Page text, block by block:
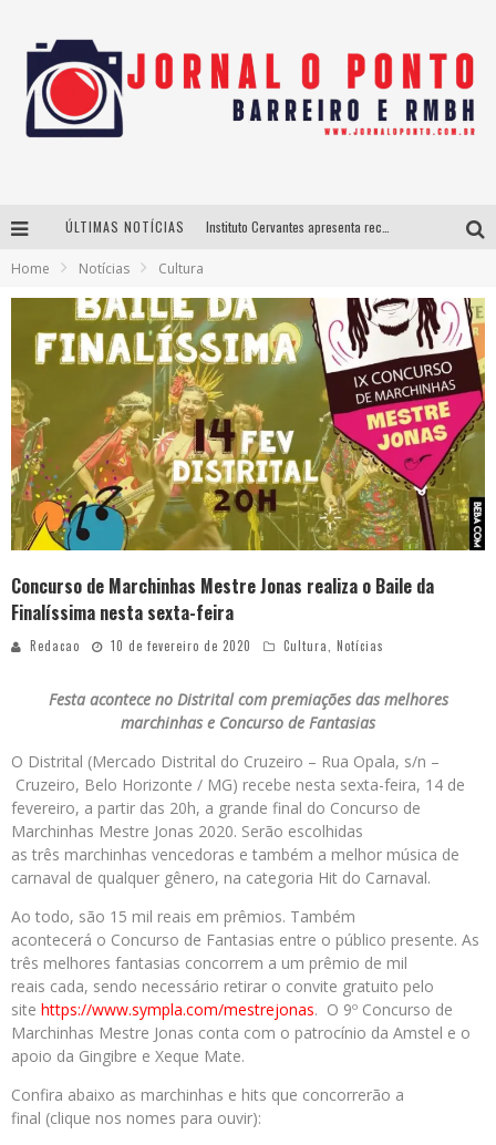
ÚLTIMAS NOTÍCIAS
BH recebe nesta quinta-feira lançamento do jogo “Coleta Seletiva” com roda de conversa entre agentes da sustentabilidade
Projeta Cultura abre inscrições gratuitas em São João del-Rei para oficinas de elaboração de projetos culturais e inteligência artificial
Home Notícias Cultura
Concurso de Marchinhas Mestre Jonas realiza o Baile da
Finalíssima nesta sexta-feira
Redacao 10 de fevereiro de 2020 Cultura, Notícias
Festa acontece no Distrital com premiações das melhores
marchinhas e Concurso de Fantasias
O Distrital (Mercado Distrital do Cruzeiro – Rua Opala, s/n –
Cruzeiro, Belo Horizonte / MG) recebe nesta sexta-feira, 14 de
fevereiro, a partir das 20h, a grande final do Concurso de
Marchinhas Mestre Jonas 2020. Serão escolhidas
as três marchinhas vencedoras e também a melhor música de
carnaval de qualquer gênero, na categoria Hit do Carnaval.
Ao todo, são 15 mil reais em prêmios. Também
acontecerá o Concurso de Fantasias entre o público presente. As
três melhores fantasias concorrem a um prêmio de mil
reais cada, sendo necessário retirar o convite gratuito pelo
site https://www.sympla.com/mestrejonas. O 9º Concurso de
Marchinhas Mestre Jonas conta com o patrocínio da Amstel e o
apoio da Gingibre e Xeque Mate.
Confira abaixo as marchinhas e hits que concorrerão a
final (clique nos nomes para ouvir):